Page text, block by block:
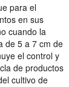
para el
en sus
cuando la
de 5 a 7 cm de
el control y
de productos
cultivo de